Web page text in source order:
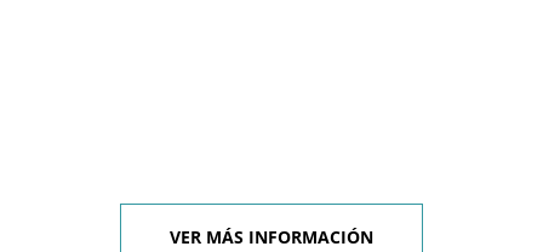
VER MÁS INFORMACIÓN